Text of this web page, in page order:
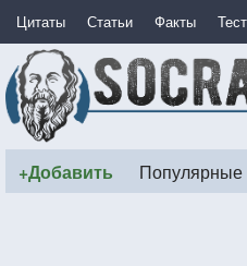
Цитаты Статьи Факты
+Добавить Популярные